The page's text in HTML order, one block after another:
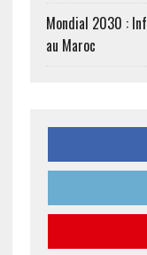
Mondial 2030 :
au Maroc